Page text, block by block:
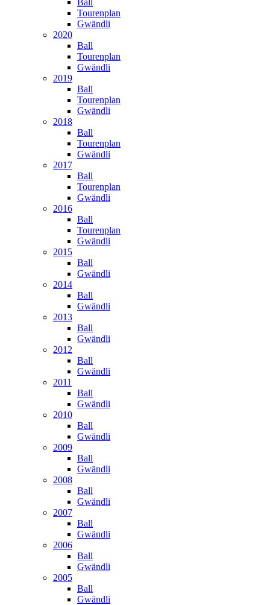
Tourenplan
Gwändli
2020
Ball
Tourenplan
Gwändli
2019
Ball
Tourenplan
Gwändli
2018
Ball
Tourenplan
Gwändli
2017
Ball
Tourenplan
Gwändli
2016
Ball
Tourenplan
Gwändli
2015
Ball
Gwändli
2014
Ball
Gwändli
2013
Ball
Gwändli
2012
Ball
Gwändli
2011
Ball
Gwändli
2010
Ball
Gwändli
2009
Ball
Gwändli
2008
Ball
Gwändli
2007
Ball
Gwändli
2006
Ball
Gwändli
2005
Ball
Gwändli